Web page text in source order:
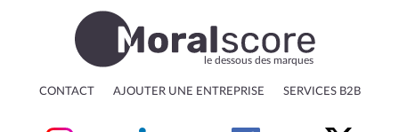
le dessous des marques
CONTACT AJOUTER UNE ENTREPRISE SERVICES B2B